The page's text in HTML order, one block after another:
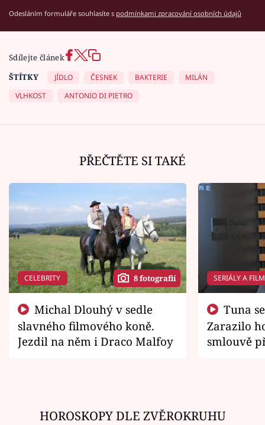
Odesláním formuláře souhlasíte s podmínkami zpracování osobních údajů
Sdílejte článek
ŠTÍTKY
JÍDLO ČESNEK BAKTERIE
MILÁN
VLHKOST
ANTONIO DI PIETRO
PŘEČTĚTE SI TAKÉ
CELEBRITY 8 fotografií
slavného filmového koně.
Jezdil na něm i Draco Malfoy
SERIÁLY A
Zarazilo
smlouvě
HOROSKOPY DLE ZVĚROKRUHU